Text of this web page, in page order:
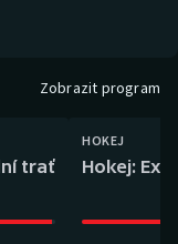
Zobrazit program
trať
HOKEJ
Hokej: